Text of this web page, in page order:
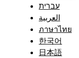
עברית
العربية
ภาษาไทย
한국어
日本語